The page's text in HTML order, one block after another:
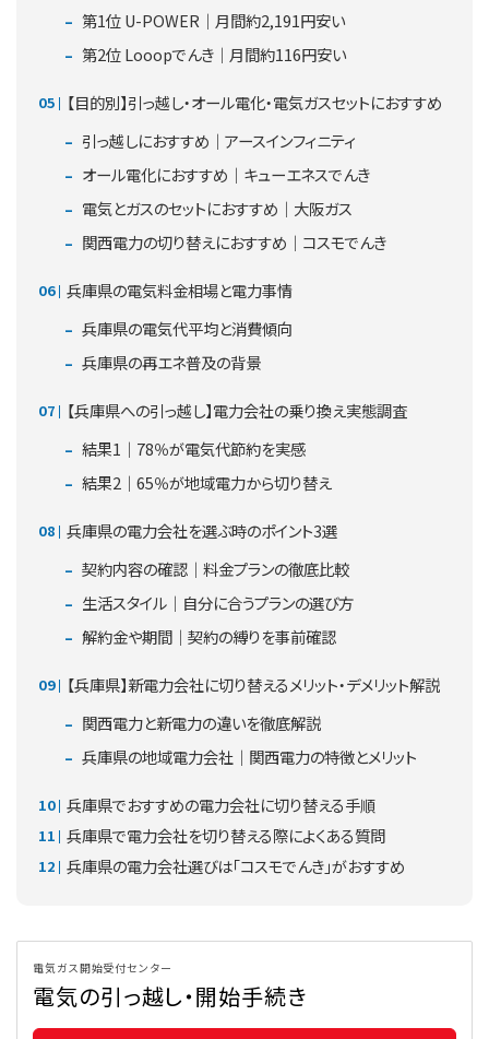
第1位 U-POWER｜月間約2,191円安い
第2位 Looopでんき｜月間約116円安い
【目的別】引っ越し・オール電化・電気ガスセットにおすすめ
引っ越しにおすすめ｜アースインフィニティ
オール電化におすすめ｜キューエネスでんき
電気とガスのセットにおすすめ｜大阪ガス
関西電力の切り替えにおすすめ｜コスモでんき
兵庫県の電気料金相場と電力事情
兵庫県の電気代平均と消費傾向
兵庫県の再エネ普及の背景
【兵庫県への引っ越し】電力会社の乗り換え実態調査
結果1｜78％が電気代節約を実感
結果2｜65％が地域電力から切り替え
兵庫県の電力会社を選ぶ時のポイント3選
契約内容の確認｜料金プランの徹底比較
生活スタイル｜自分に合うプランの選び方
解約金や期間｜契約の縛りを事前確認
【兵庫県】新電力会社に切り替えるメリット・デメリット解説
関西電力と新電力の違いを徹底解説
兵庫県の地域電力会社｜関西電力の特徴とメリット
兵庫県でおすすめの電力会社に切り替える手順
兵庫県で電力会社を切り替える際によくある質問
兵庫県の電力会社選びは「コスモでんき」がおすすめ
電気ガス開始受付センター
電気の引っ越し・開始手続き